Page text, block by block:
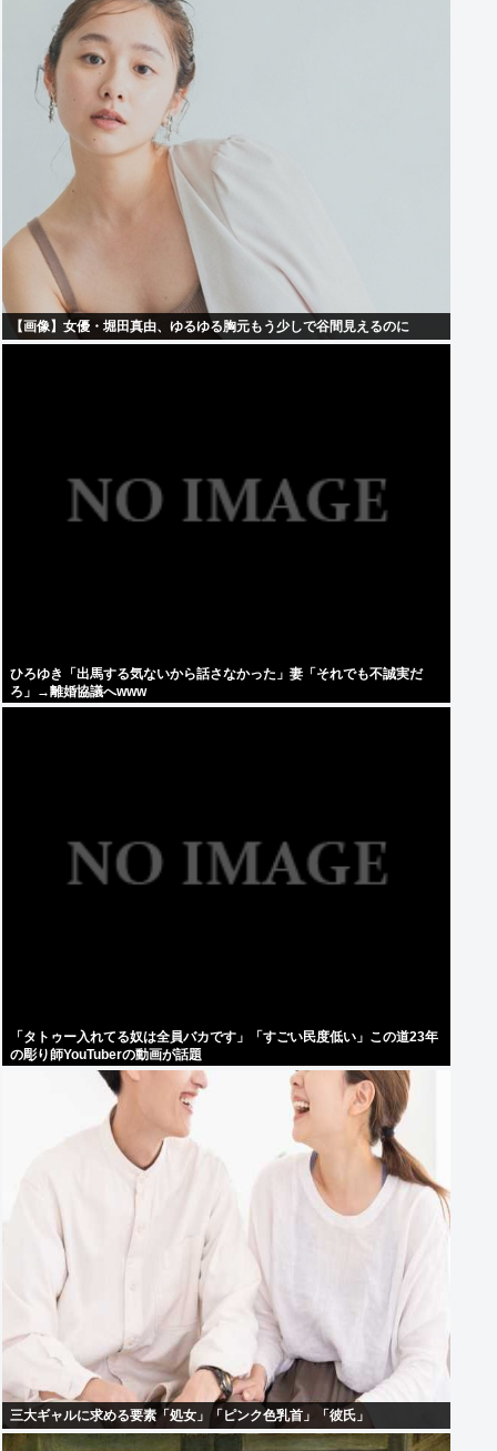
【画像】女優・堀田真由、ゆるゆる胸元もう少しで谷間見えるのに
ひろゆき「出馬する気ないから話さなかった」妻「それでも不誠実だ
ろ」→離婚協議へwww
「タトゥー入れてる奴は全員バカです」「すごい民度低い」この道23年
の彫り師YouTuberの動画が話題
三大ギャルに求める要素「処女」「ピンク色乳首」「彼氏」